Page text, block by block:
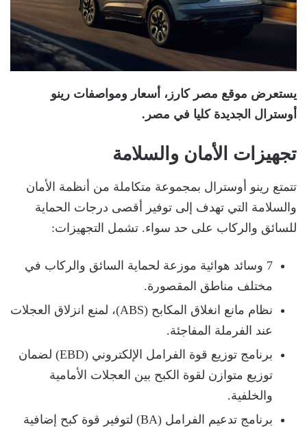
يستعرض موقع مصر كارز، أسعار ومواصفات رينو
أوسترال الجديدة كليا في مصر.
تجهيزات الأمان والسلامة
تتمتع رينو أوسترال بمجموعة متكاملة من أنظمة الأمان
والسلامة التي تهدف إلى توفير أقصى درجات الحماية
للسائق والركاب على حد سواء. تشمل التجهيزات:
7 وسائد هوائية موزعة لحماية السائق والركاب في
مختلف مناطق المقصورة.
نظام مانع انغلاق المكابح (ABS)، لمنع انزلاق العجلات
عند الفرملة المفاجئة.
برنامج توزيع قوة الفرامل الإلكتروني (EBD) لضمان
توزيع متوازن لقوة الكبح بين العجلات الأمامية
والخلفية.
برنامج تدعيم الفرامل (BA) لتوفير قوة كبح إضافية